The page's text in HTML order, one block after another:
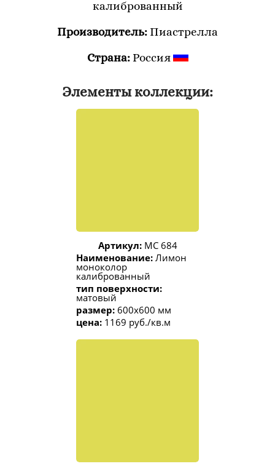
калиброванный
Производитель: Пиастрелла
Страна:Россия
Элементы коллекции:
Артикул: МС 684
Наименование: Лимон
моноколор
калиброванный
тип поверхности:
матовый
размер: 600x600 мм
цена: 1169 руб./кв.м